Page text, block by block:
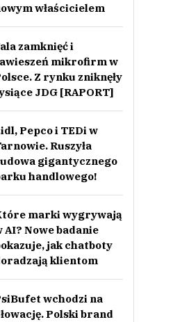
właścicielem
zamknięć i
mikrofirm w
Z rynku zniknęły
JDG [RAPORT]
Pepco i TEDi w
Ruszyła
gigantycznego
handlowego!
marki wygrywają
AI? Nowe badanie
jak chatboty
klientom
wchodzi na
Polski brand